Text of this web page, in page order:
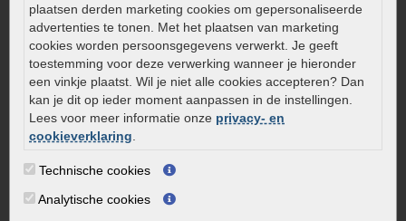
plaatsen derden marketing cookies om gepersonaliseerde
advertenties te tonen. Met het plaatsen van marketing
cookies worden persoonsgegevens verwerkt. Je geeft
toestemming voor deze verwerking wanneer je hieronder
een vinkje plaatst. Wil je niet alle cookies accepteren? Dan
kan je dit op ieder moment aanpassen in de instellingen.
Lees voor meer informatie onze privacy- en
cookieverklaring
Technische cookies
Analytische cookies
Kaapstanderweg 41
8243 RB Lelystad
info@onlinetuinwarenhuis.nl
Routebeschrijving
Openingstijden
Maandag
Dinsdag
Woensdag